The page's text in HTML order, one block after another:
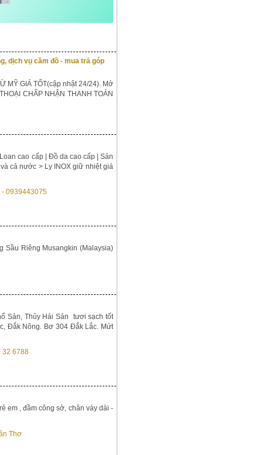
dịch vụ cầm đồ - mua trả góp
MỸ GIÁ TỐT(cập nhật 24/24). Mở
CHẤP NHẬN THANH TOÁN
cao cấp | Đồ da cao cấp | Sản
cả nước > Ly INOX giữ nhiệt giá
Sầu Riêng Musangkin (Malaysia)
Sản, Thủy Hải Sản tươi sạch tốt
Đắk Nông. Bơ 304 Đắk Lắc. Mứt
em , đầm công sở, chân váy dài -